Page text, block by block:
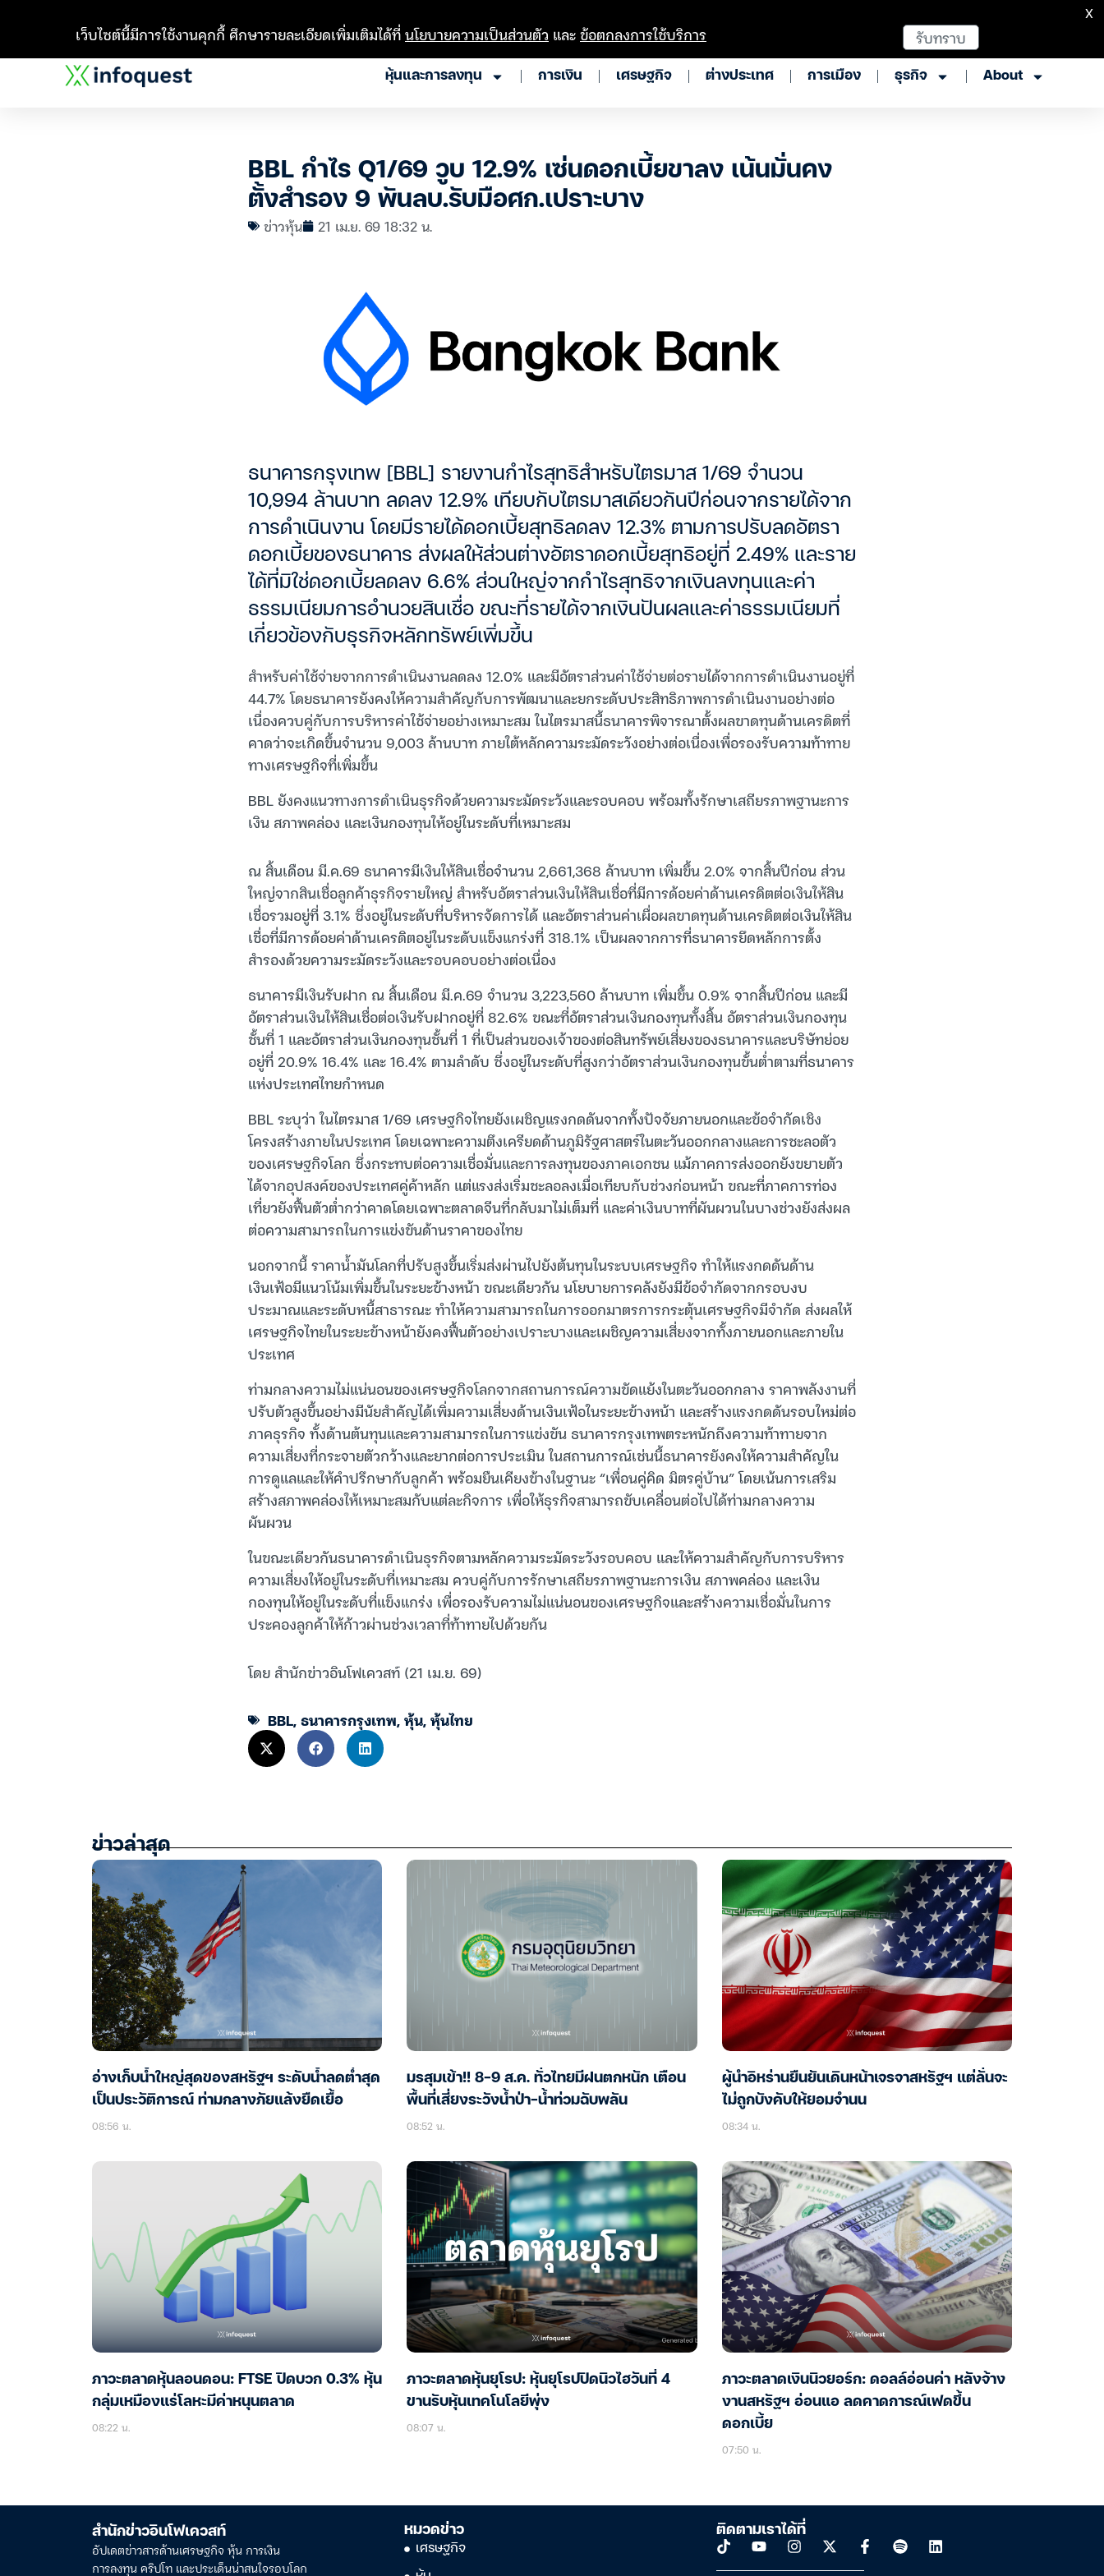
หุ้นและการลงทุน การเงิน เศรษฐกิจ ต่างประเทศ การเมือง ธุรกิจ About
BBL กำไร Q1/69 วูบ 12.9% เซ่นดอกเบี้ยขาลง เน้นมั่นคง
ตั้งสำรอง 9 พันลบ.รับมือศก.เปราะบาง
ข่าวหุ้น 21 เม.ย. 69 18:32 น.
ธนาคารกรุงเทพ [BBL] รายงานกำไรสุทธิสำหรับไตรมาส 1/69 จำนวน
10,994 ล้านบาท ลดลง 12.9% เทียบกับไตรมาสเดียวกันปีก่อนจากรายได้จาก
การดำเนินงาน โดยมีรายได้ดอกเบี้ยสุทธิลดลง 12.3% ตามการปรับลดอัตรา
ดอกเบี้ยของธนาคาร ส่งผลให้ส่วนต่างอัตราดอกเบี้ยสุทธิอยู่ที่ 2.49% และราย
ได้ที่มิใช่ดอกเบี้ยลดลง 6.6% ส่วนใหญ่จากกำไรสุทธิจากเงินลงทุนและค่า
ธรรมเนียมการอำนวยสินเชื่อ ขณะที่รายได้จากเงินปันผลและค่าธรรมเนียมที่
เกี่ยวข้องกับธุรกิจหลักทรัพย์เพิ่มขึ้น
สำหรับค่าใช้จ่ายจากการดำเนินงานลดลง 12.0% และมีอัตราส่วนค่าใช้จ่ายต่อรายได้จากการดำเนินงานอยู่ที่
44.7% โดยธนาคารยังคงให้ความสำคัญกับการพัฒนาและยกระดับประสิทธิภาพการดำเนินงานอย่างต่อ
เนื่องควบคู่กับการบริหารค่าใช้จ่ายอย่างเหมาะสม ในไตรมาสนี้ธนาคารพิจารณาตั้งผลขาดทุนด้านเครดิตที่
คาดว่าจะเกิดขึ้นจำนวน 9,003 ล้านบาท ภายใต้หลักความระมัดระวังอย่างต่อเนื่องเพื่อรองรับความท้าทาย
ทางเศรษฐกิจที่เพิ่มขึ้น
BBL ยังคงแนวทางการดำเนินธุรกิจด้วยความระมัดระวังและรอบคอบ พร้อมทั้งรักษาเสถียรภาพฐานะการ
เงิน สภาพคล่อง และเงินกองทุนให้อยู่ในระดับที่เหมาะสม
ณ สิ้นเดือน มี.ค.69 ธนาคารมีเงินให้สินเชื่อจำนวน 2,661,368 ล้านบาท เพิ่มขึ้น 2.0% จากสิ้นปีก่อน ส่วน
ใหญ่จากสินเชื่อลูกค้าธุรกิจรายใหญ่ สำหรับอัตราส่วนเงินให้สินเชื่อที่มีการด้อยค่าด้านเครดิตต่อเงินให้สิน
เชื่อรวมอยู่ที่ 3.1% ซึ่งอยู่ในระดับที่บริหารจัดการได้ และอัตราส่วนค่าเผื่อผลขาดทุนด้านเครดิตต่อเงินให้สิน
เชื่อที่มีการด้อยค่าด้านเครดิตอยู่ในระดับแข็งแกร่งที่ 318.1% เป็นผลจากการที่ธนาคารยึดหลักการตั้ง
สำรองด้วยความระมัดระวังและรอบคอบอย่างต่อเนื่อง
ธนาคารมีเงินรับฝาก ณ สิ้นเดือน มี.ค.69 จำนวน 3,223,560 ล้านบาท เพิ่มขึ้น 0.9% จากสิ้นปีก่อน และมี
อัตราส่วนเงินให้สินเชื่อต่อเงินรับฝากอยู่ที่ 82.6% ขณะที่อัตราส่วนเงินกองทุนทั้งสิ้น อัตราส่วนเงินกองทุน
ชั้นที่ 1 และอัตราส่วนเงินกองทุนชั้นที่ 1 ที่เป็นส่วนของเจ้าของต่อสินทรัพย์เสี่ยงของธนาคารและบริษัทย่อย
อยู่ที่ 20.9% 16.4% และ 16.4% ตามลำดับ ซึ่งอยู่ในระดับที่สูงกว่าอัตราส่วนเงินกองทุนขั้นต่ำตามที่ธนาคาร
แห่งประเทศไทยกำหนด
BBL ระบุว่า ในไตรมาส 1/69 เศรษฐกิจไทยยังเผชิญแรงกดดันจากทั้งปัจจัยภายนอกและข้อจำกัดเชิง
โครงสร้างภายในประเทศ โดยเฉพาะความตึงเครียดด้านภูมิรัฐศาสตร์ในตะวันออกกลางและการชะลอตัว
ของเศรษฐกิจโลก ซึ่งกระทบต่อความเชื่อมั่นและการลงทุนของภาคเอกชน แม้ภาคการส่งออกยังขยายตัว
ได้จากอุปสงค์ของประเทศคู่ค้าหลัก แต่แรงส่งเริ่มชะลอลงเมื่อเทียบกับช่วงก่อนหน้า ขณะที่ภาคการท่อง
เที่ยวยังฟื้นตัวต่ำกว่าคาดโดยเฉพาะตลาดจีนที่กลับมาไม่เต็มที่ และค่าเงินบาทที่ผันผวนในบางช่วงยังส่งผล
ต่อความสามารถในการแข่งขันด้านราคาของไทย
นอกจากนี้ ราคาน้ำมันโลกที่ปรับสูงขึ้นเริ่มส่งผ่านไปยังต้นทุนในระบบเศรษฐกิจ ทำให้แรงกดดันด้าน
เงินเฟ้อมีแนวโน้มเพิ่มขึ้นในระยะข้างหน้า ขณะเดียวกัน นโยบายการคลังยังมีข้อจำกัดจากกรอบงบ
ประมาณและระดับหนี้สาธารณะ ทำให้ความสามารถในการออกมาตรการกระตุ้นเศรษฐกิจมีจำกัด ส่งผลให้
เศรษฐกิจไทยในระยะข้างหน้ายังคงฟื้นตัวอย่างเปราะบางและเผชิญความเสี่ยงจากทั้งภายนอกและภายใน
ประเทศ
ท่ามกลางความไม่แน่นอนของเศรษฐกิจโลกจากสถานการณ์ความขัดแย้งในตะวันออกกลาง ราคาพลังงานที่
ปรับตัวสูงขึ้นอย่างมีนัยสำคัญได้เพิ่มความเสี่ยงด้านเงินเฟ้อในระยะข้างหน้า และสร้างแรงกดดันรอบใหม่ต่อ
ภาคธุรกิจ ทั้งด้านต้นทุนและความสามารถในการแข่งขัน ธนาคารกรุงเทพตระหนักถึงความท้าทายจาก
ความเสี่ยงที่กระจายตัวกว้างและยากต่อการประเมิน ในสถานการณ์เช่นนี้ธนาคารยังคงให้ความสำคัญใน
การดูแลและให้คำปรึกษากับลูกค้า พร้อมยืนเคียงข้างในฐานะ “เพื่อนคู่คิด มิตรคู่บ้าน” โดยเน้นการเสริม
สร้างสภาพคล่องให้เหมาะสมกับแต่ละกิจการ เพื่อให้ธุรกิจสามารถขับเคลื่อนต่อไปได้ท่ามกลางความ
ผันผวน
ในขณะเดียวกันธนาคารดำเนินธุรกิจตามหลักความระมัดระวังรอบคอบ และให้ความสำคัญกับการบริหาร
ความเสี่ยงให้อยู่ในระดับที่เหมาะสม ควบคู่กับการรักษาเสถียรภาพฐานะการเงิน สภาพคล่อง และเงิน
กองทุนให้อยู่ในระดับที่แข็งแกร่ง เพื่อรองรับความไม่แน่นอนของเศรษฐกิจและสร้างความเชื่อมั่นในการ
ประคองลูกค้าให้ก้าวผ่านช่วงเวลาที่ท้าทายไปด้วยกัน
โดย สำนักข่าวอินโฟเควสท์ (21 เม.ย. 69)
BBL,ธนาคารกรุงเทพ,หุ้น,หุ้นไทย
ข่าวล่าสุด
อ่างเก็บน้ำใหญ่สุดของสหรัฐฯ ระดับน้ำลดต่ำสุด
เป็นประวัติการณ์ ท่ามกลางภัยแล้งยืดเยื้อ
08:56 น.
มรสุมเข้า!! 8-9 ส.ค. ทั่วไทยมีฝนตกหนัก เตือน
พื้นที่เสี่ยงระวังน้ำป่า-น้ำท่วมฉับพลัน
08:52 น.
ผู้นำอิหร่านยืนยันเดินหน้าเจรจาสหรัฐฯ แต่ลั่นจะ
ไม่ถูกบังคับให้ยอมจำนน
08:34 น.
ภาวะตลาดหุ้นลอนดอน: FTSE ปิดบวก 0.3% หุ้น
กลุ่มเหมืองแร่โลหะมีค่าหนุนตลาด
08:22 น.
ภาวะตลาดหุ้นยุโรป: หุ้นยุโรปปิดนิวไฮวันที่ 4
ขานรับหุ้นเทคโนโลยีพุ่ง
08:07 น.
ภาวะตลาดเงินนิวยอร์ก: ดอลล์อ่อนค่า หลังจ้าง
งานสหรัฐฯ อ่อนแอ ลดคาดการณ์เฟดขึ้น
ดอกเบี้ย
07:50 น.
สำนักข่าวอินโฟเควสท์
อัปเดตข่าวสารด้านเศรษฐกิจ หุ้น การเงิน
การลงทุน คริปโท และประเด็นน่าสนใจรอบโลก
หมวดข่าว
เศรษฐกิจ
ติดตามเราได้ที่
เว็บไซต์นี้มีการใช้งานคุกกี้ ศึกษารายละเอียดเพิ่มเติมได้ที่นโยบายความเป็นส่วนตัว และข้อตกลงการใช้บริการ รับทราบ
X